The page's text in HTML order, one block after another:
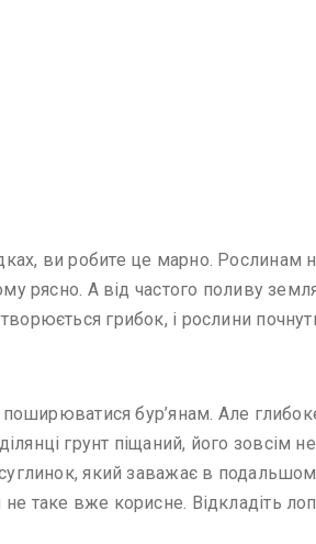
ви робите це марно. Рослинам
рясно. А від частого поливу
грибок, і рослини
поширюватися бур’янам. Але
грунт піщаний, його зовсім
який заважає в
таке вже корисне. Відкладіть